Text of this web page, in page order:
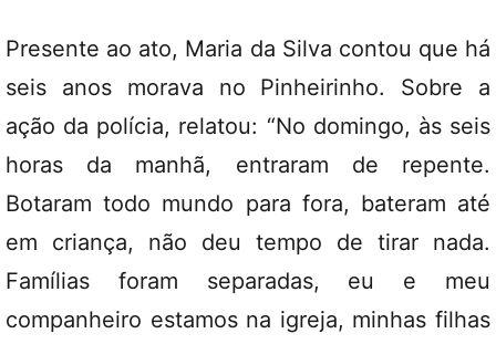
Presente ao ato, Maria da Silva contou que há
seis anos morava no Pinheirinho. Sobre a
ação da polícia, relatou: “No domingo, às seis
horas da manhã, entraram de repente.
Botaram todo mundo para fora, bateram até
em criança, não deu tempo de tirar nada.
Famílias foram separadas, eu e meu
companheiro estamos na igreja, minhas filhas